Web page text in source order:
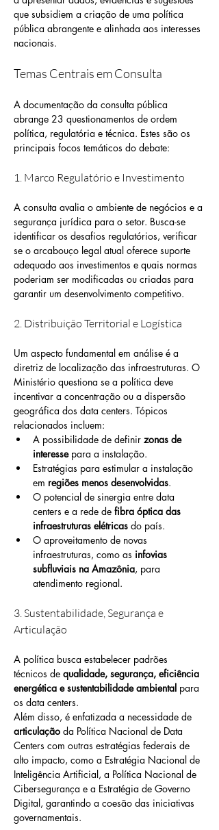
que subsidiem a criação de uma política
pública abrangente e alinhada aos interesses
nacionais.
Temas Centrais em Consulta
A documentação da consulta pública
abrange 23 questionamentos de ordem
política, regulatória e técnica. Estes são os
principais focos temáticos do debate:
1. Marco Regulatório e Investimento
A consulta avalia o ambiente de negócios e a
segurança jurídica para o setor. Busca-se
identificar os desafios regulatórios, verificar
se o arcabouço legal atual oferece suporte
adequado aos investimentos e quais normas
poderiam ser modificadas ou criadas para
garantir um desenvolvimento competitivo.
2. Distribuição Territorial e Logística
Um aspecto fundamental em análise é a
diretriz de localização das infraestruturas. O
Ministério questiona se a política deve
incentivar a concentração ou a dispersão
geográfica dos data centers. Tópicos
relacionados incluem:
A possibilidade de definir zonas de
interesse para a instalação.
Estratégias para estimular a instalação
em regiões menos desenvolvidas.
O potencial de sinergia entre data
centers e a rede de fibra óptica das
infraestruturas elétricas do país.
O aproveitamento de novas
infraestruturas, como as infovias
subfluviais na Amazônia, para
atendimento regional.
3. Sustentabilidade, Segurança e
Articulação
A política busca estabelecer padrões
técnicos de qualidade, segurança, eficiência
energética e sustentabilidade ambiental para
os data centers.
Além disso, é enfatizada a necessidade de
articulação da Política Nacional de Data
Centers com outras estratégias federais de
alto impacto, como a Estratégia Nacional de
Inteligência Artificial, a Política Nacional de
Cibersegurança e a Estratégia de Governo
Digital, garantindo a coesão das iniciativas
governamentais.